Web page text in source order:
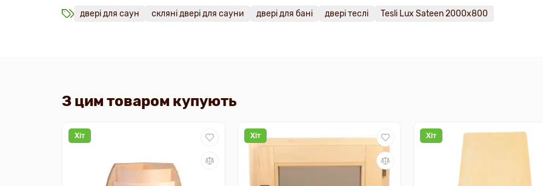
двері для саун скляні двері для сауни двері для бані двері теслі Tesli Lux Sateen 2000х800
З цим товаром купують
Хіт Хіт Хіт